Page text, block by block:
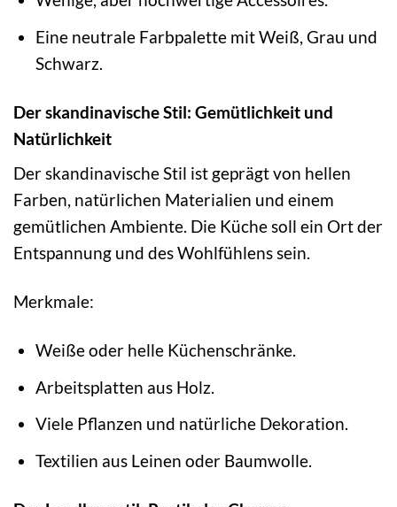
Eine neutrale Farbpalette mit Weiß, Grau und
Schwarz.
Der skandinavische Stil: Gemütlichkeit und
Natürlichkeit
Der skandinavische Stil ist geprägt von hellen
Farben, natürlichen Materialien und einem
gemütlichen Ambiente. Die Küche soll ein Ort der
Entspannung und des Wohlfühlens sein.
Merkmale:
Weiße oder helle Küchenschränke.
Arbeitsplatten aus Holz.
Viele Pflanzen und natürliche Dekoration.
Textilien aus Leinen oder Baumwolle.